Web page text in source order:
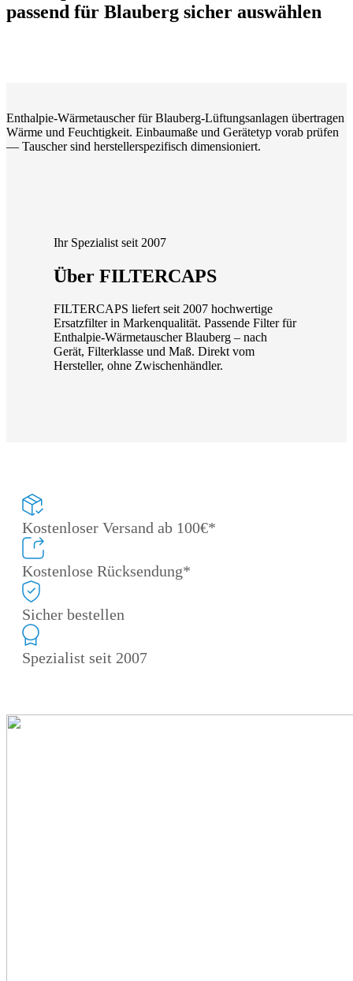
passend für Blauberg sicher auswählen
Enthalpie-Wärmetauscher für Blauberg-Lüftungsanlagen übertragen
Wärme und Feuchtigkeit. Einbaumaße und Gerätetyp vorab prüfen
— Tauscher sind herstellerspezifisch dimensioniert.
Ihr Spezialist seit 2007
Über FILTERCAPS
FILTERCAPS liefert seit 2007 hochwertige
Ersatzfilter in Markenqualität. Passende Filter für
Enthalpie-Wärmetauscher Blauberg – nach
Gerät, Filterklasse und Maß. Direkt vom
Hersteller, ohne Zwischenhändler.
Kostenloser Versand ab 100€*
Kostenlose Rücksendung*
Sicher bestellen
Spezialist seit 2007